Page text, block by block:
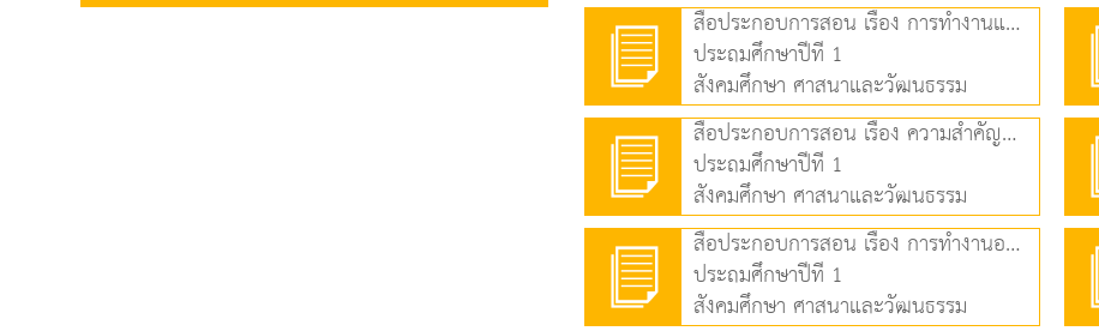
สื่อประกอบการสอน เรื่อง การทำงานและประเภทของการทำงาน (6.61 MB)
ประถมศึกษาปีที่ 1
สังคมศึกษา ศาสนาและวัฒนธรรม
สื่อประกอบการสอน เรื่อง ความสำคัญของการทำงาน (6.40 MB)
ประถมศึกษาปีที่ 1
สังคมศึกษา ศาสนาและวัฒนธรรม
สื่อประกอบการสอน เรื่อง การทำงานอย่างสุจริต (8.10 MB)
ประถมศึกษาปีที่ 1
สังคมศึกษา ศาสนาและวัฒนธรรม